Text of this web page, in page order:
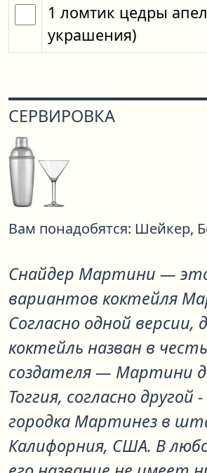
1 ломтик цедры
украшения)
СЕРВИРОВКА
Вам понадобятся: Шейкер,
Снайдер Мартини —
вариантов коктейля
Согласно одной версии,
коктейль назван в
создателя — Мартини
Тоггия, согласно другой
городка Мартинез в
Калифорния, США. В